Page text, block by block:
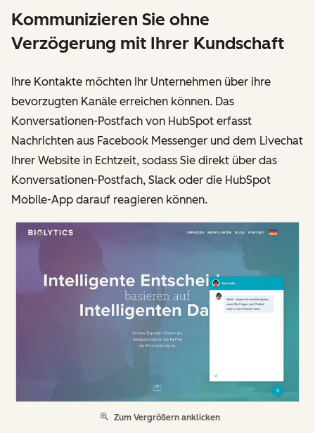
Kommunizieren Sie ohne
Verzögerung mit Ihrer Kundschaft
Ihre Kontakte möchten Ihr Unternehmen über ihre
bevorzugten Kanäle erreichen können. Das
Konversationen-Postfach von HubSpot erfasst
Nachrichten aus Facebook Messenger und dem Livechat
Ihrer Website in Echtzeit, sodass Sie direkt über das
Konversationen-Postfach, Slack oder die HubSpot
Mobile-App darauf reagieren können.
Zum Vergrößern anklicken